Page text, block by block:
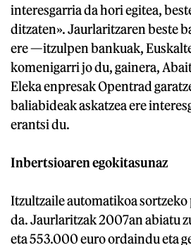
interesgarria da hori egitea,
ditzaten». Jaurlaritzaren beste
ere —itzulpen bankuak,
komenigarri jo du, gainera,
Eleka enpresak Opentrad
baliabideak askatzea ere
erantsi du.
Inbertsioaren egokitasunaz
Itzultzaile automatikoa sortzeko
da. Jaurlaritzak 2007an abiatu
eta 553.000 euro ordaindu eta